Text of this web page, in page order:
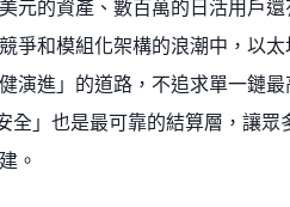
元的資產、數百萬的日活用戶還
爭和模組化架構的浪潮中，以太
演進」的道路，不追求單一鏈最
全」也是最可靠的結算層，讓眾
。